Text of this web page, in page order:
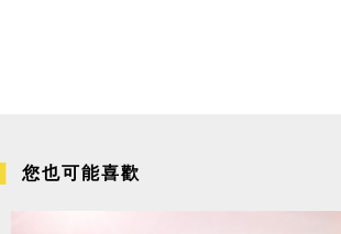
您也可能喜歡